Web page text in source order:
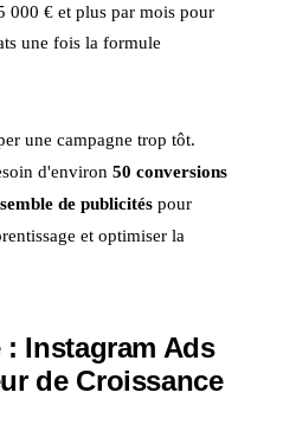
000 € et plus par mois pour
une fois la formule
une campagne trop tôt.
d'environ 50 conversions
de publicités pour
et optimiser la
: Instagram Ads
de Croissance